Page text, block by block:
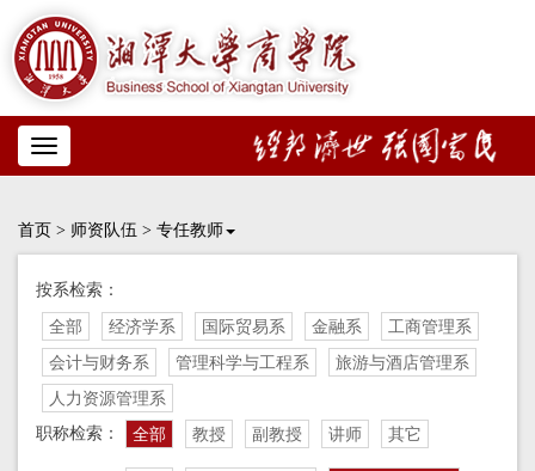
Toggle
navigation
首页 > 师资队伍 > 专任教师
按系检索：
全部 经济学系 国际贸易系 金融系
工商管理系
会计与财务系
管理科学与工程系
旅游与酒店管理系
人力资源管理系
职称检索：
全部 教授 副教授 讲师 其它